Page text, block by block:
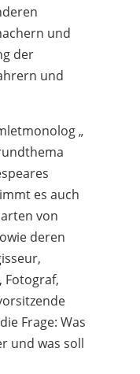
und
der
und
„
es auch
von
deren
Fotograf,
Frage: Was
und was soll